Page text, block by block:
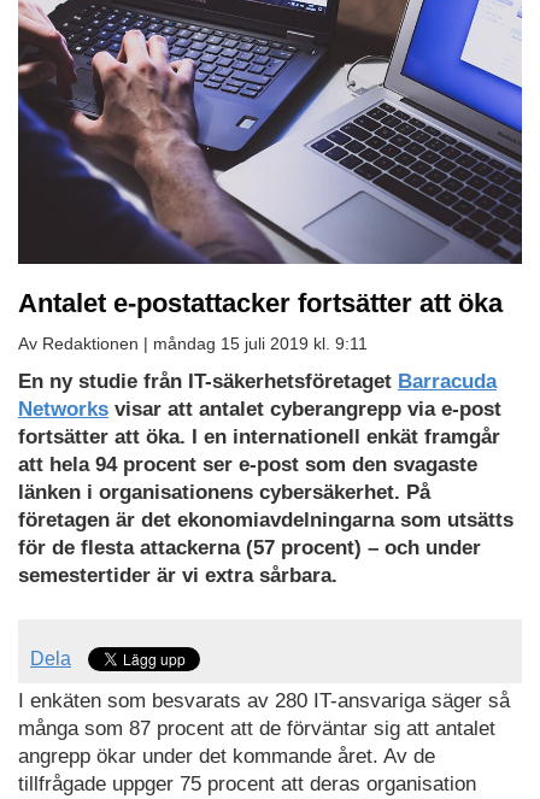
Antalet e-postattacker fortsätter att öka
Av Redaktionen | måndag 15 juli 2019 kl. 9:11
En ny studie från IT-säkerhetsföretaget Barracuda
Networks visar att antalet cyberangrepp via e-post
fortsätter att öka. I en internationell enkät framgår
att hela 94 procent ser e-post som den svagaste
länken i organisationens cybersäkerhet. På
företagen är det ekonomiavdelningarna som utsätts
för de flesta attackerna (57 procent) – och under
semestertider är vi extra sårbara.
Dela
I enkäten som besvarats av 280 IT-ansvariga säger så
många som 87 procent att de förväntar sig att antalet
angrepp ökar under det kommande året. Av de
tillfrågade uppger 75 procent att deras organisation